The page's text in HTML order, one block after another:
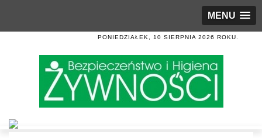
MENU
PONIEDZIAŁEK, 10 SIERPNIA 2026 ROKU.